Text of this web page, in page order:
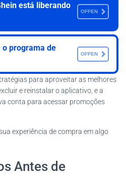
está liberando
OFFEN
o programa de
OFFEN
para aproveitar as melhores
e reinstalar o aplicativo, e a
conta para acessar promoções
experiência de compra em algo
Antes de